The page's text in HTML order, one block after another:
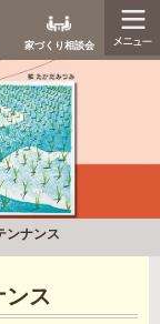
家づくり相談会
ンナンス
ス